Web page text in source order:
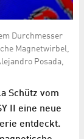
Durchmesser
Magnetwirbel,
Posada,
Schütz vom
II eine neue
entdeckt.